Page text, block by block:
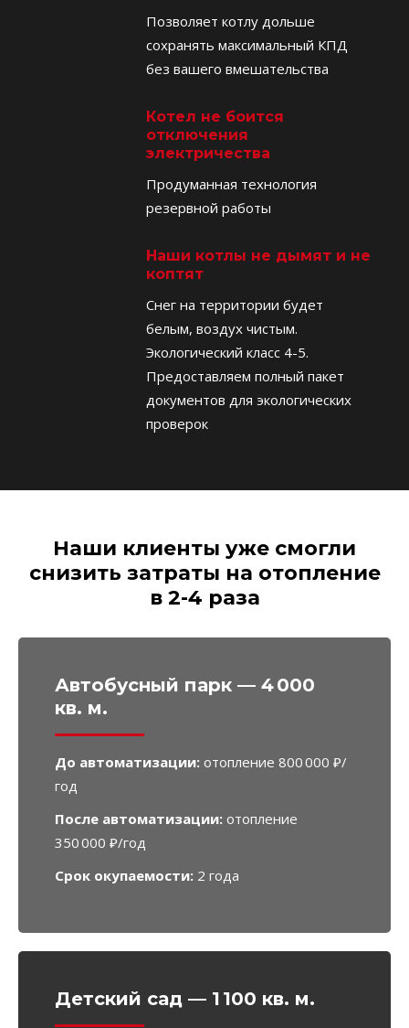
Позволяет котлу дольше
сохранять максимальный КПД
без вашего вмешательства
Котел не боится
отключения
электричества
Продуманная технология
резервной работы
Наши котлы не дымят и не
коптят
Снег на территории будет
белым, воздух чистым.
Экологический класс 4-5.
Предоставляем полный пакет
документов для экологических
проверок
Наши клиенты уже смогли
снизить затраты на отопление
в 2-4 раза
Автобусный парк — 4 000
кв. м.
До автоматизации: отопление 800 000 ₽/
год
После автоматизации: отопление
350 000 ₽/год
Срок окупаемости: 2 года
Детский сад — 1 100 кв. м.